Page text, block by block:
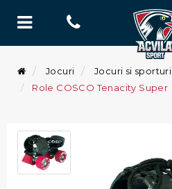
Jocuri Jocuri si sporturi
Role COSCO Tenacity Super